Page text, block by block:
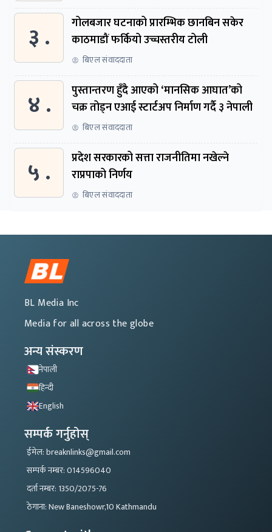
३ .
गोलबजार घटनाको प्रारम्भिक छानबिन सकेर
काठमाडौं फर्कियो उच्चस्तरीय टोली
बिएल संवाददाता
४ .
पुस्तान्तरण हुँदै आएको ‘मानसिक आघात’को
चक्र तोड्न एआई स्टार्टअप निर्माण गर्दै ३ नेपाली
बिएल संवाददाता
५ .
प्रदेश सरकारको सत्ता राजनीतिमा नखेल्ने
राप्रपाको निर्णय
बिएल संवाददाता
BL Media Inc
Media for all across the globe
अन्य संस्करण
नेपाली
हिन्दी
English
सम्पर्क गर्नुहोस्
ईमेल: breaknlinks@gmail.com
सम्पर्क नम्बर: 014596040
दर्ता नम्बर: 1350/2075-76
ठेगाना: New Baneshowr,10 Kathmandu